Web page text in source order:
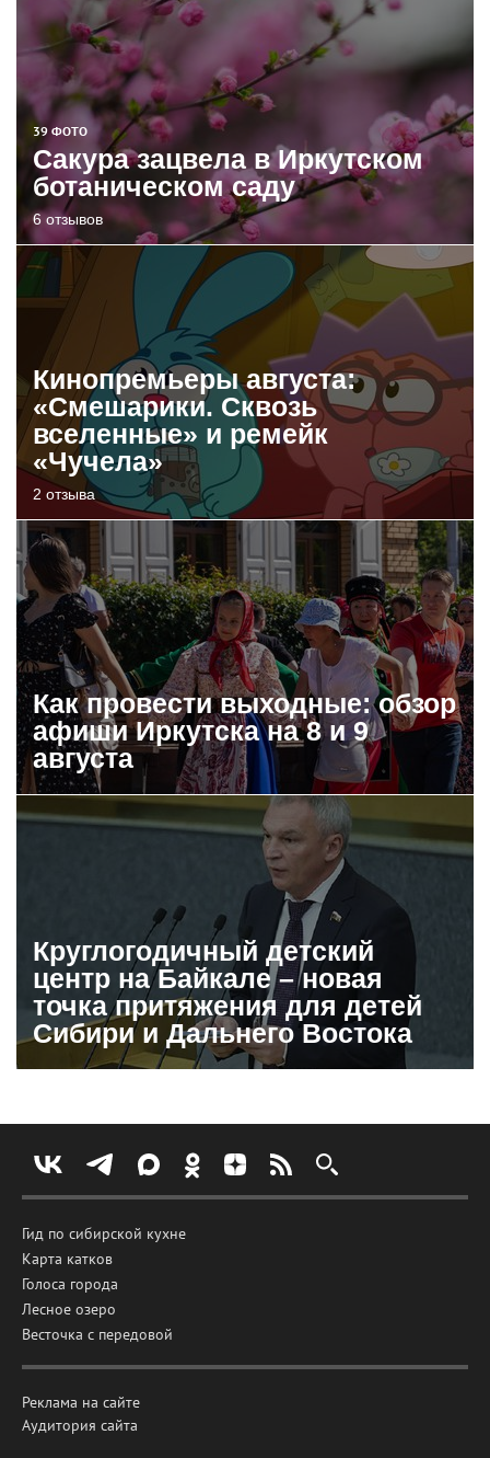
39 ФОТО
Сакура зацвела в Иркутском
ботаническом саду
6 отзывов
Кинопремьеры августа:
«Смешарики. Сквозь
вселенные» и ремейк
«Чучела»
2 отзыва
Как провести выходные: обзор
афиши Иркутска на 8 и 9
августа
Круглогодичный детский
центр на Байкале – новая
точка притяжения для детей
Сибири и Дальнего Востока
Гид по сибирской кухне
Карта катков
Голоса города
Лесное озеро
Весточка с передовой
Реклама на сайте
Аудитория сайта